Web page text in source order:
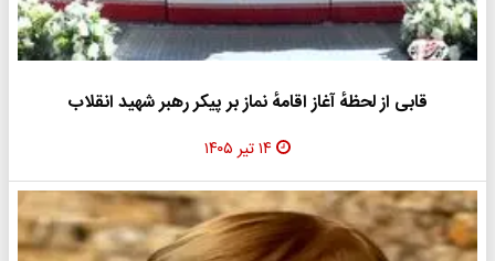
قابی از لحظهٔ آغاز اقامهٔ نماز بر پیکر رهبر شهید انقلاب
۱۴ تیر ۱۴۰۵